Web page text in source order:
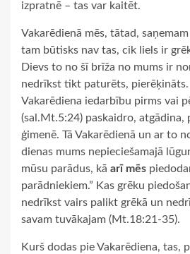
izpratnē – tas var kaitēt.
Vakarēdienā mēs, tātad,
tam būtisks nav tas, cik liels ir
Dievs to no šī brīža no mums ir
nedrīkst tikt paturēts, pierēķināts.
Vakarēdiena iedarbību pirms vai
(sal.Mt.5:24) paskaidro, atgādina,
ģimenē. Tā Vakarēdienā un ar to
dienas mums nepieciešamajā
mūsu parādus, kā arī mēs
parādniekiem.” Kas grēku
nedrīkst vairs palikt grēkā un
savam tuvākajam (Mt.18:21-35).
Kurš dodas pie Vakarēdiena, tas,